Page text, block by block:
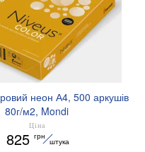
неон А4, 500 аркушів
80г/м2, Mondi
Ціна
825 грн
штука